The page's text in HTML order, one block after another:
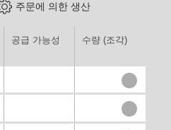
주문에 의한 생산
공급 가능성 수량 (조각)